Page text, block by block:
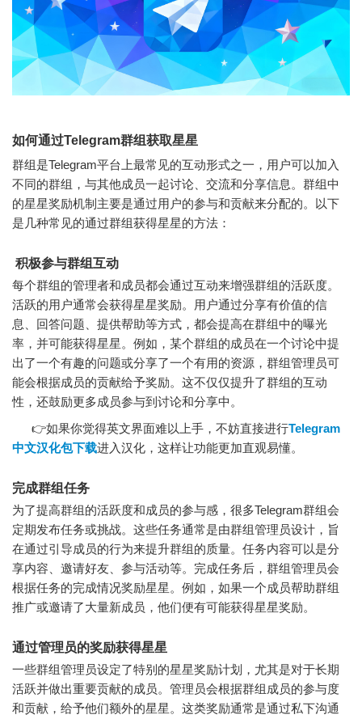
如何通过Telegram群组获取星星
群组是Telegram平台上最常见的互动形式之一，用户可以加入
不同的群组，与其他成员一起讨论、交流和分享信息。群组中
的星星奖励机制主要是通过用户的参与和贡献来分配的。以下
是几种常见的通过群组获得星星的方法：
积极参与群组互动
每个群组的管理者和成员都会通过互动来增强群组的活跃度。
活跃的用户通常会获得星星奖励。用户通过分享有价值的信
息、回答问题、提供帮助等方式，都会提高在群组中的曝光
率，并可能获得星星。例如，某个群组的成员在一个讨论中提
出了一个有趣的问题或分享了一个有用的资源，群组管理员可
能会根据成员的贡献给予奖励。这不仅仅提升了群组的互动
性，还鼓励更多成员参与到讨论和分享中。
👉如果你觉得英文界面难以上手，不妨直接进行Telegram
中文汉化包下载进入汉化，这样让功能更加直观易懂。
完成群组任务
为了提高群组的活跃度和成员的参与感，很多Telegram群组会
定期发布任务或挑战。这些任务通常是由群组管理员设计，旨
在通过引导成员的行为来提升群组的质量。任务内容可以是分
享内容、邀请好友、参与活动等。完成任务后，群组管理员会
根据任务的完成情况奖励星星。例如，如果一个成员帮助群组
推广或邀请了大量新成员，他们便有可能获得星星奖励。
通过管理员的奖励获得星星
一些群组管理员设定了特别的星星奖励计划，尤其是对于长期
活跃并做出重要贡献的成员。管理员会根据群组成员的参与度
和贡献，给予他们额外的星星。这类奖励通常是通过私下沟通